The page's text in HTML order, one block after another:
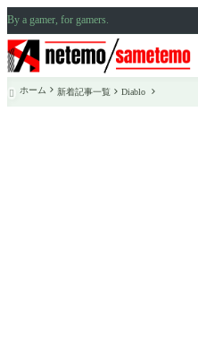
By a gamer, for gamers.
 ホーム 新着記事一覧 Diablo